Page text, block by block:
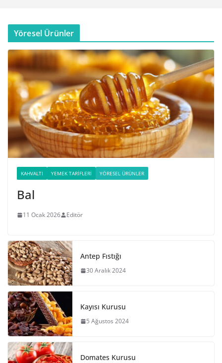
Yöresel Ürünler
KAHVALTI YEMEK TARIFLERI YÖRESEL ÜRÜNLER
Bal
11 Ocak 2026 Editör
Antep Fıstığı
30 Aralık 2024
Kayısı Kurusu
5 Ağustos 2024
Domates Kurusu